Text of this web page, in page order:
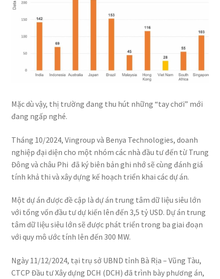
Mặc dù vậy, thị trường đang thu hút những “tay chơi” mới
đang ngấp nghé.
Tháng 10/2024, Vingroup và Benya Technologies, doanh
nghiệp đại diện cho một nhóm các nhà đầu tư đến từ Trung
Đông và châu Phi đã ký biên bản ghi nhớ sẽ cùng đánh giá
tính khả thi và xây dựng kế hoạch triển khai các dự án.
Một dự án được đề cập là dự án trung tâm dữ liệu siêu lớn
với tổng vốn đầu tư dự kiến lên đến 3,5 tỷ USD. Dự án trung
tâm dữ liệu siêu lớn sẽ được phát triển trong ba giai đoạn
với quy mô ước tính lên đến 300 MW.
Ngày 11/12/2024, tại trụ sở UBND tỉnh Bà Rịa – Vũng Tàu,
CTCP Đầu tư Xây dựng DCH (DCH) đã trình bày phương án,